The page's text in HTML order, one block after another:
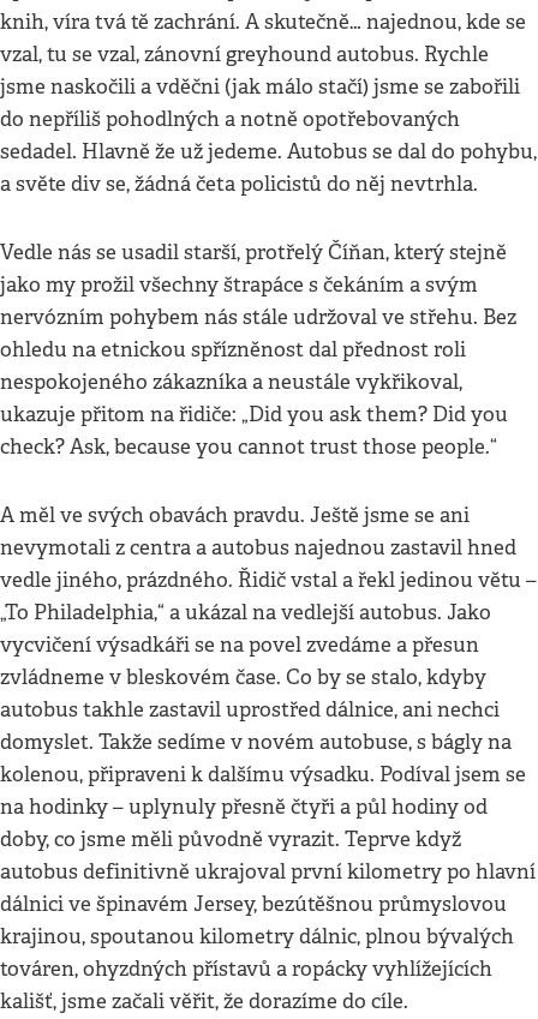
knih, víra tvá tě zachrání. A skutečně… najednou, kde se
vzal, tu se vzal, zánovní greyhound autobus. Rychle
jsme naskočili a vděčni (jak málo stačí) jsme se zabořili
do nepříliš pohodlných a notně opotřebovaných
sedadel. Hlavně že už jedeme. Autobus se dal do pohybu,
a světe div se, žádná četa policistů do něj nevtrhla.
Vedle nás se usadil starší, protřelý Číňan, který stejně
jako my prožil všechny štrapáce s čekáním a svým
nervózním pohybem nás stále udržoval ve střehu. Bez
ohledu na etnickou spřízněnost dal přednost roli
nespokojeného zákazníka a neustále vykřikoval,
ukazuje přitom na řidiče: „Did you ask them? Did you
check? Ask, because you cannot trust those people.“
A měl ve svých obavách pravdu. Ještě jsme se ani
nevymotali z centra a autobus najednou zastavil hned
vedle jiného, prázdného. Řidič vstal a řekl jedinou větu –
„To Philadelphia,“ a ukázal na vedlejší autobus. Jako
vycvičení výsadkáři se na povel zvedáme a přesun
zvládneme v bleskovém čase. Co by se stalo, kdyby
autobus takhle zastavil uprostřed dálnice, ani nechci
domyslet. Takže sedíme v novém autobuse, s bágly na
kolenou, připraveni k dalšímu výsadku. Podíval jsem se
na hodinky – uplynuly přesně čtyři a půl hodiny od
doby, co jsme měli původně vyrazit. Teprve když
autobus definitivně ukrajoval první kilometry po hlavní
dálnici ve špinavém Jersey, bezútěšnou průmyslovou
krajinou, spoutanou kilometry dálnic, plnou bývalých
továren, ohyzdných přístavů a ropácky vyhlížejících
kališť, jsme začali věřit, že dorazíme do cíle.